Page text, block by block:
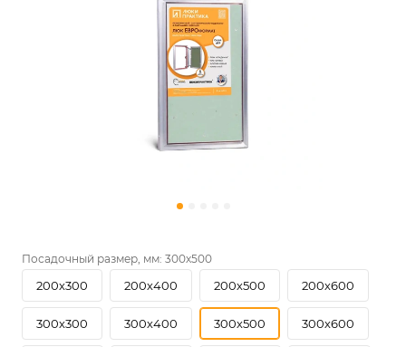
Посадочный размер, мм: 300х500
200х300 200х400 200х500 200х600
300х300 300х400 300х500 300х600